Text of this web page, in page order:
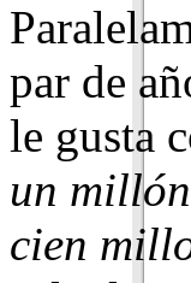
par de
le gusta
un
cien